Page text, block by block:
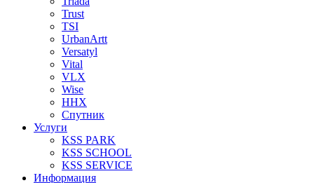
Trust
TSI
UrbanArtt
Versatyl
Vital
VLX
Wise
ННХ
Спутник
Услуги
KSS PARK
KSS SCHOOL
KSS SERVICE
Информация